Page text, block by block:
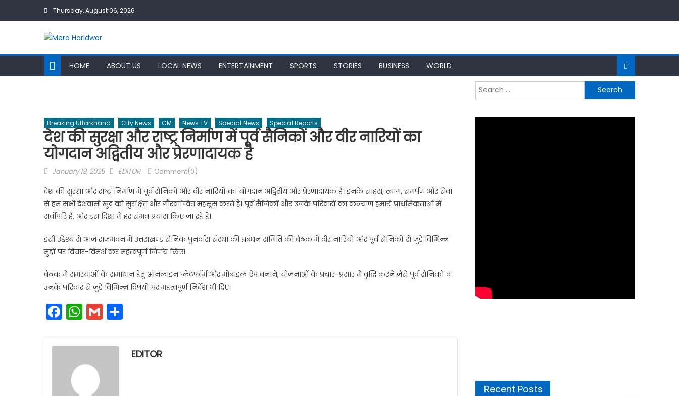
Thursday, August 06, 2026
HOME ABOUT US LOCAL NEWS ENTERTAINMENT SPORTS STORIES BUSINESS WORLD
Breaking Uttarkhand City News CM News TV Special News Special Reports
देश की सुरक्षा और राष्ट्र निर्माण में पूर्व सैनिकों और वीर नारियों का
योगदान अद्वितीय और प्रेरणादायक है
Posted
January 19, 2025 Author
EDITOR Comment(0)
देश की सुरक्षा और राष्ट्र निर्माण में पूर्व सैनिकों और वीर नारियों का योगदान अद्वितीय और प्रेरणादायक है। इनके साहस, त्याग, समर्पण और सेवा
से हम सभी देशवासी खुद को सुरक्षित और गौरवान्वित महसूस करते हैं। पूर्व सैनिकों और उनके परिवारों का कल्याण हमारी प्राथमिकताओं में
सर्वोपरि है, और इस दिशा में हर संभव प्रयास किए जा रहे हैं।
इसी उद्देश्य से आज राजभवन में उत्तराखण्ड सैनिक पुनर्वास संस्था की प्रबंधन समिति की बैठक में वीर नारियों और पूर्व सैनिकों से जुड़े विभिन्न
मुद्दों पर विचार-विमर्श कर महत्वपूर्ण निर्णय लिए।
बैठक में समस्याओं के समाधान हेतु ऑनलाइन प्लेटफॉर्म और मोबाइल ऐप बनाने, योजनाओं के प्रचार-प्रसार में वृद्धि करने जैसे पूर्व सैनिकों व
उनके परिवार से जुड़े विभिन्न विषयों पर महत्वपूर्ण निर्देश भी दिए।
Facebook
WhatsApp
Gmail
EDITOR
Search
for:
Recent Posts